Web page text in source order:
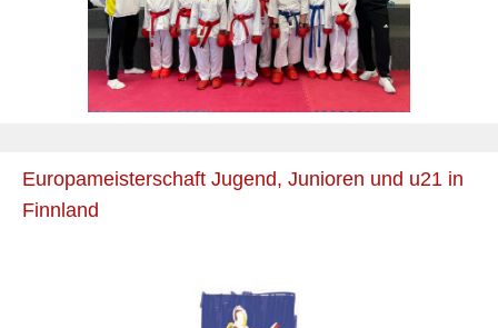
Europameisterschaft Jugend, Junioren und u21 in
Finnland